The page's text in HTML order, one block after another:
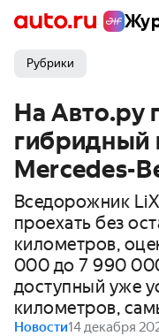
Рубрики
На Авто.ру
гибридный
Mercedes-
Вседорожник
проехать без
километров,
000 до 7 990
доступный уже
километров,
Новости14 декабря